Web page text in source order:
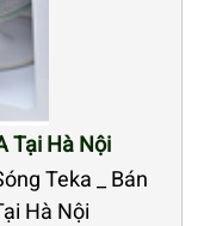
Tại Hà Nội
Teka _ Bán
Hà Nội